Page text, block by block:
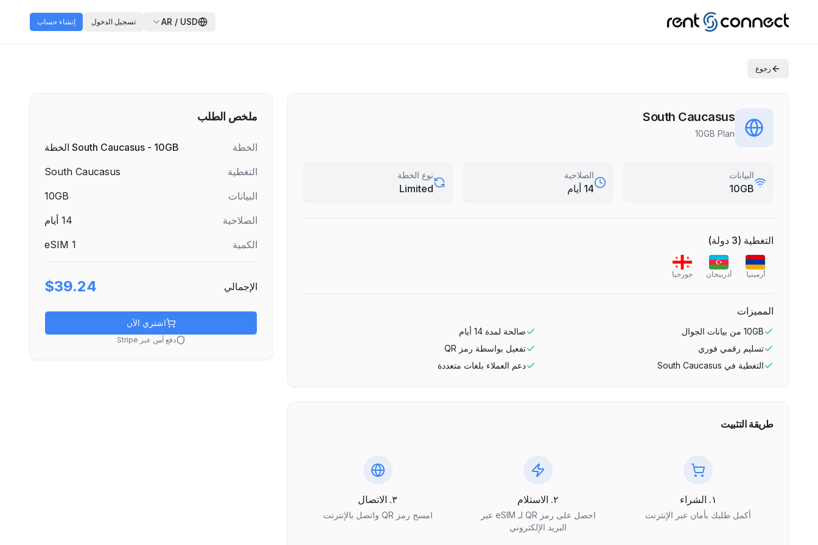
AR / USD تسجيل الدخول إنشاء حساب
رجوع
South Caucasus
10GB Plan
البيانات
10GB
الصلاحية
14 أيام
نوع الخطة
Limited
التغطية (
3 دولة)
أرمينيا أذربيجان جورجيا
المميزات
10GB من بيانات الجوال صالحة لمدة 14 أيام
تسليم رقمي فوري
تفعيل بواسطة رمز QR
التغطية في South Caucasus دعم العملاء بلغات متعددة
طريقة التثبيت
١. الشراء
أكمل طلبك بأمان عبر الإنترنت
٢. الاستلام
احصل على رمز QR لـ eSIM عبر
البريد الإلكتروني
٣. الاتصال
امسح رمز QR واتصل بالإنترنت
ملخص الطلب
الخطة
South Caucasus - 10GB الخطة
التغطية
South Caucasus
البيانات
10GB
الصلاحية
14 أيام
الكمية
1
الإجمالي $39.24
اشتري الآن
دفع آمن عبر Stripe